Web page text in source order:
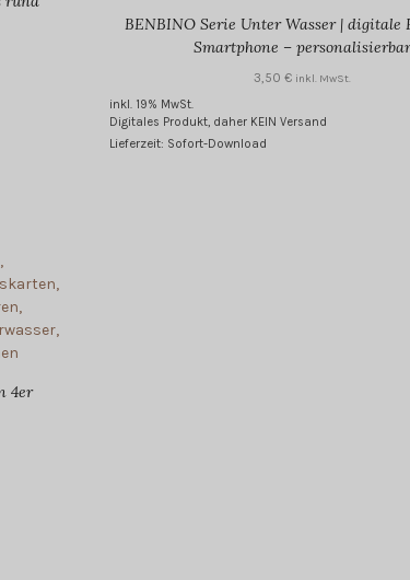
BENBINO Serie Unter Wasser | digitale
Smartphone – personalisierbar
3,50 € inkl. MwSt.
inkl. 19% MwSt.
Digitales Produkt, daher KEIN Versand
Lieferzeit: Sofort-Download
4er